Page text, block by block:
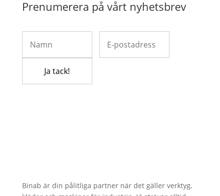
Prenumerera på vårt nyhetsbrev
Binab är din pålitliga partner när det gäller verktyg,